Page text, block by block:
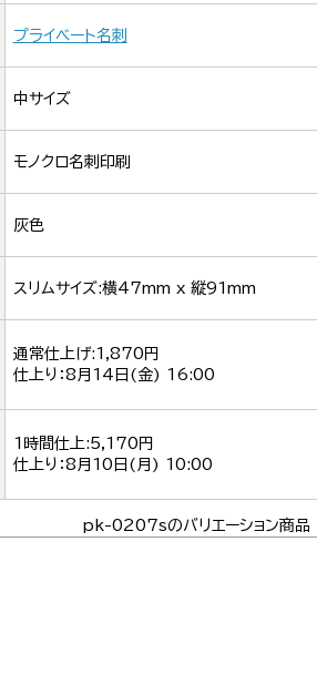
プライベート名刺
中サイズ
モノクロ名刺印刷
灰色
スリムサイズ:横47mm x 縦91mm
通常仕上げ:1,870円
仕上り：8月14日(金) 16:00
1時間仕上:5,170円
仕上り：8月10日(月) 10:00
pk-0207sのバリエーション商品